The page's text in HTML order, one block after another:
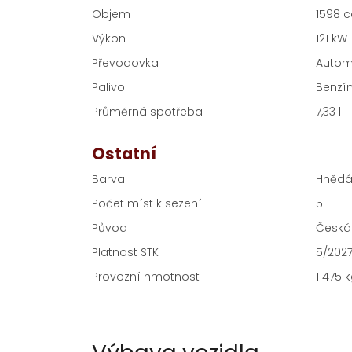
Objem
1598
Výkon
121 kW
Převodovka
Palivo
Průměrná spotřeba
7,33 l
Ostatní
Barva
Počet míst k sezení
5
Původ
Platnost STK
5/2027
Provozní hmotnost
1 475